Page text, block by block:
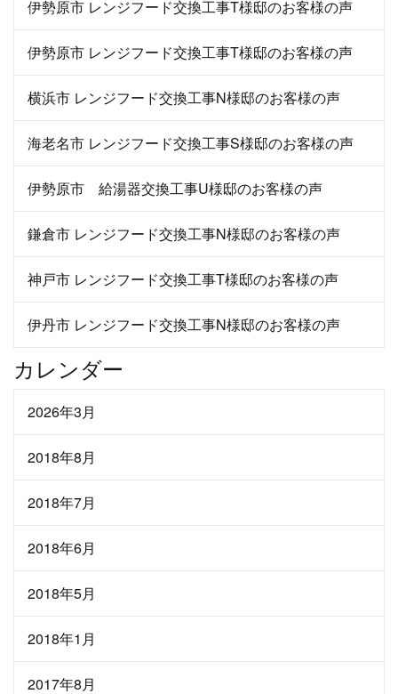
伊勢原市 レンジフード交換工事T様邸のお客様の声
伊勢原市 レンジフード交換工事T様邸のお客様の声
横浜市 レンジフード交換工事N様邸のお客様の声
海老名市 レンジフード交換工事S様邸のお客様の声
伊勢原市 給湯器交換工事U様邸のお客様の声
鎌倉市 レンジフード交換工事N様邸のお客様の声
神戸市 レンジフード交換工事T様邸のお客様の声
伊丹市 レンジフード交換工事N様邸のお客様の声
カレンダー
2026年3月
2018年8月
2018年7月
2018年6月
2018年5月
2018年1月
2017年8月